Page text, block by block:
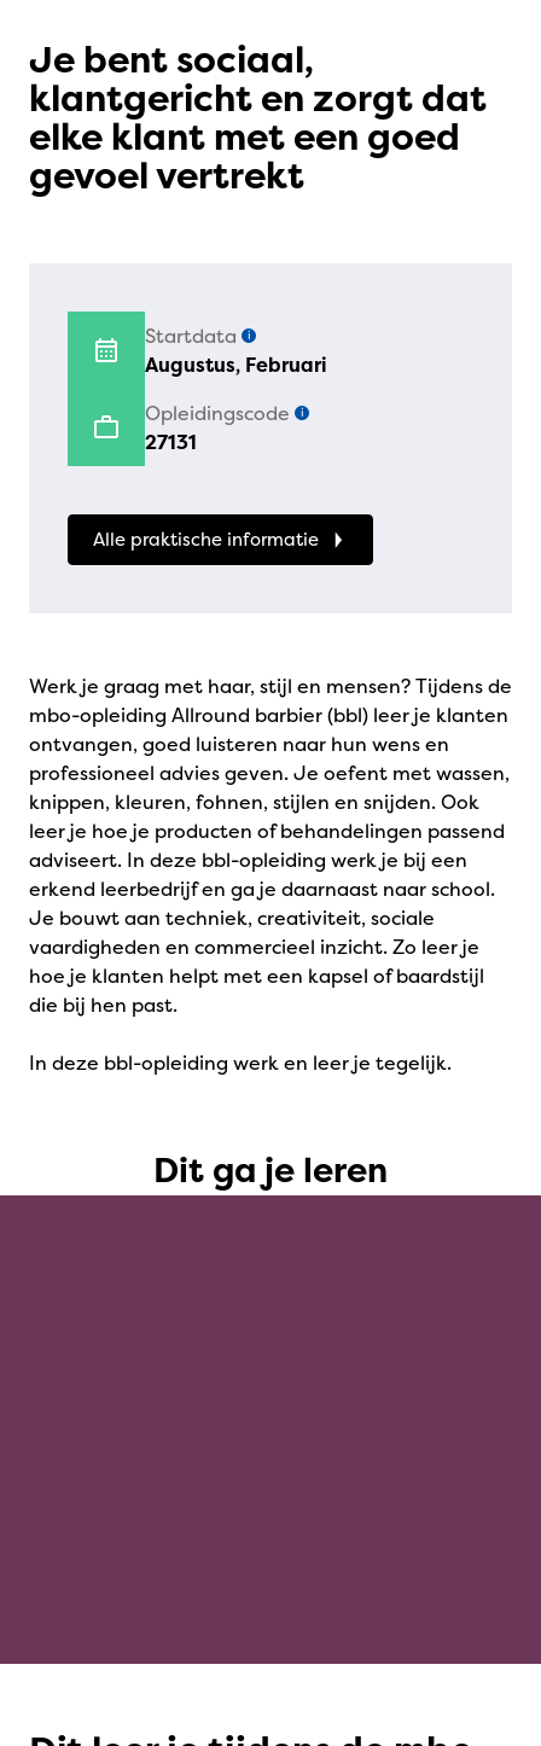
Je bent sociaal,
klantgericht en zorgt dat
elke klant met een goed
gevoel vertrekt
Startdata i
Augustus, Februari
Opleidingscode
i
27131
Alle praktische informatie
Werk je graag met haar, stijl en mensen? Tijdens de
mbo-opleiding Allround barbier (bbl) leer je klanten
ontvangen, goed luisteren naar hun wens en
professioneel advies geven. Je oefent met wassen,
knippen, kleuren, fohnen, stijlen en snijden. Ook
leer je hoe je producten of behandelingen passend
adviseert. In deze bbl-opleiding werk je bij een
erkend leerbedrijf en ga je daarnaast naar school.
Je bouwt aan techniek, creativiteit, sociale
vaardigheden en commercieel inzicht. Zo leer je
hoe je klanten helpt met een kapsel of baardstijl
die bij hen past.
In deze bbl-opleiding werk en leer je tegelijk.
Dit ga je leren